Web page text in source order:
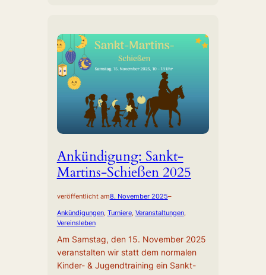
Ankündigung: Sankt-
Martins-Schießen 2025
veröffentlicht am8. November 2025–
Ankündigungen, Turniere, Veranstaltungen ,
Vereinsleben
Am Samstag, den 15. November 2025
veranstalten wir statt dem normalen
Kinder- & Jugendtraining ein Sankt-